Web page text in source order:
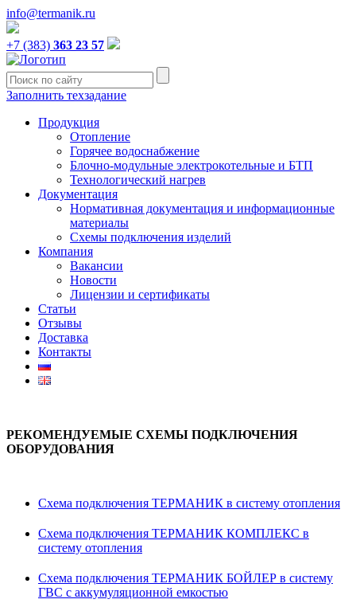
info@termanik.ru
+7 (383) 363 23 57
Заполнить техзадание
Продукция
Отопление
Горячее водоснабжение
Блочно-модульные электрокотельные и БТП
Технологический нагрев
Документация
Нормативная документация и информационные
материалы
Схемы подключения изделий
Компания
Вакансии
Новости
Лицензии и сертификаты
Статьи
Отзывы
Доставка
Контакты
РЕКОМЕНДУЕМЫЕ СХЕМЫ ПОДКЛЮЧЕНИЯ
ОБОРУДОВАНИЯ
Схема подключения ТЕРМАНИК в систему отопления
Схема подключения ТЕРМАНИК КОМПЛЕКС в
систему отопления
Схема подключения ТЕРМАНИК БОЙЛЕР в систему
ГВС с аккумуляционной емкостью